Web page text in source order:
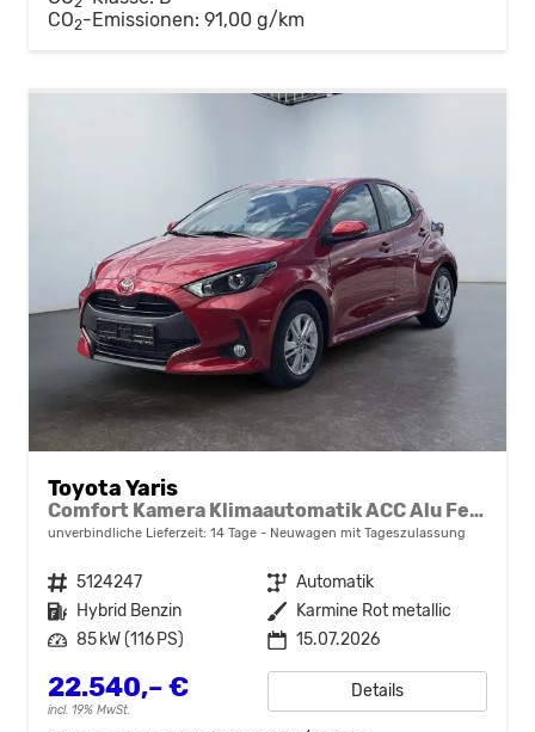
CO2-Emissionen: 91,00 g/km
Toyota Yaris
Comfort Kamera Klimaautomatik ACC Alu Felgen NSW
unverbindliche Lieferzeit: 14 Tage Neuwagen mit Tageszulassung
Fahrzeugnr. 5124247 Getriebe Automatik
Kraftstoff Hybrid Benzin Außenfarbe Karmine Rot metallic
Leistung 85 kW (116 PS) 15.07.2026
22.540,– €
incl. 19% MwSt.
Details